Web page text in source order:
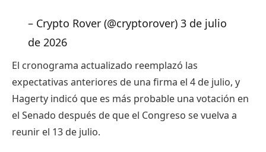
– Crypto Rover (@cryptorover) 3 de julio
de 2026
El cronograma actualizado reemplazó las
expectativas anteriores de una firma el 4 de julio, y
Hagerty indicó que es más probable una votación en
el Senado después de que el Congreso se vuelva a
reunir el 13 de julio.